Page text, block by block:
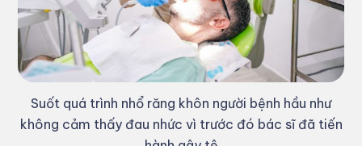
Suốt quá trình nhổ răng khôn người bệnh hầu như
không cảm thấy đau nhức vì trước đó bác sĩ đã tiến